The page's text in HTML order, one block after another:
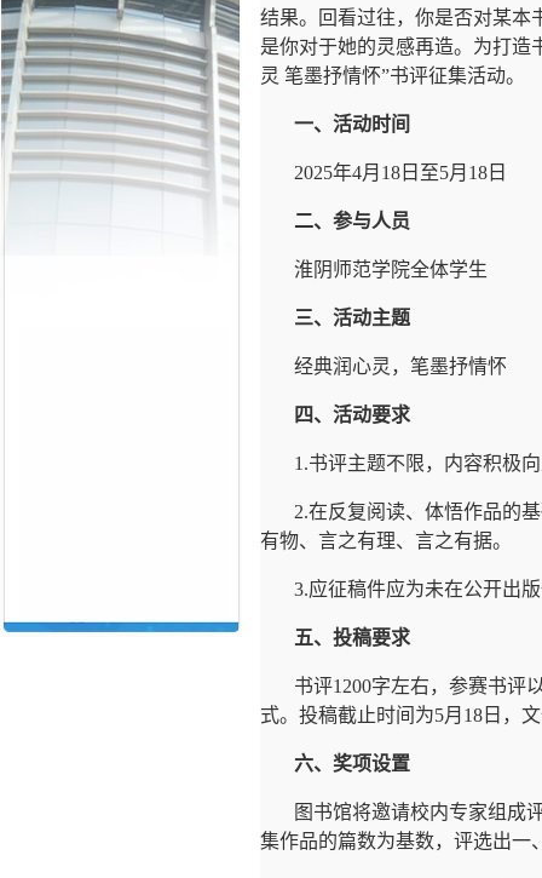
结果。回看过往，你是否对某本
是你对于她的灵感再造。为打造
灵 笔墨抒情怀”书评征集活动。
一、活动时间
2025年4月18日至5月18日
二、参与人员
淮阴师范学院全体学生
三、活动主题
经典润心灵，笔墨抒情怀
四、活动要求
1.书评主题不限，内容积极
2.在反复阅读、体悟作品的
有物、言之有理、言之有据。
3.应征稿件应为未在公开出
五、投稿要求
书评1200字左右，参赛书评
式。投稿截止时间为5月18日，
六、奖项设置
图书馆将邀请校内专家组成
集作品的篇数为基数，评选出一